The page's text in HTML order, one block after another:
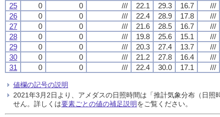
25
0 0 /// 22.1 29.3 16.7
///
26
0 0 /// 22.4 28.9 17.8
///
27
0 0 /// 21.6 28.5 16.7
///
28
0 0 /// 19.8 25.6 15.1
///
29
0 0 /// 20.3 27.4 13.7
///
30
0 0 /// 21.2 27.8 16.4
///
31
0 0 /// 22.4 30.0 17.1 ///
値欄の記号の説明
2021年3月2日より、アメダスの日照時間は「推計気象分布（日
せん。詳しくは要素ごとの値の補足説明をご覧ください。